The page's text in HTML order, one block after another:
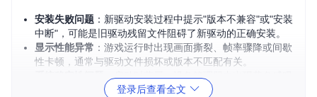
安装失败问题 ：新驱动安装过程中提示"版本不兼容"或"安装
中断"，可能是旧驱动残留文件阻碍了新驱动的正确安装。
显示性能异常 ：游戏运行时出现画面撕裂、帧率骤降或间歇
性卡顿，通常与驱动文件损坏或版本不匹配有关。
：启动时蓝屏、设备管理器中出现黄色感叹
号，或显示器分辨率无法调整至最佳设置，这些都可能指向
登录后查看全文